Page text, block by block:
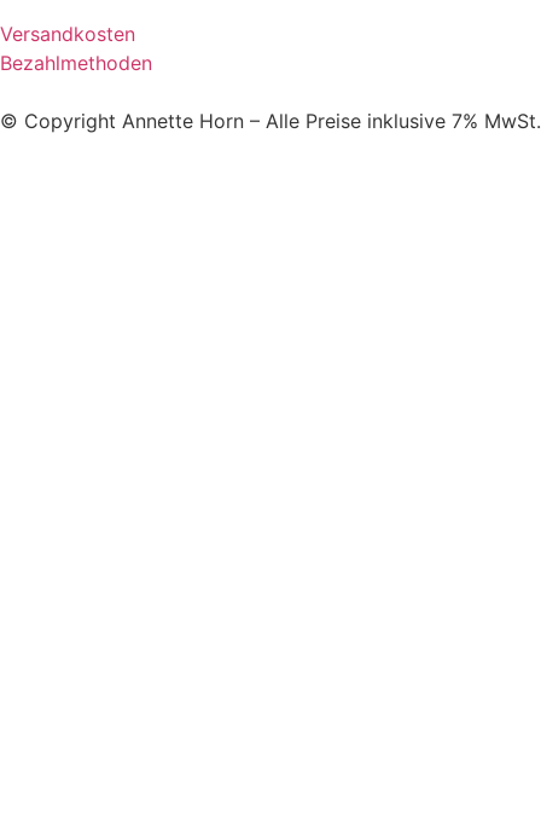
Versandkosten
Bezahlmethoden
© Copyright Annette Horn – Alle Preise inklusive 7% MwSt.